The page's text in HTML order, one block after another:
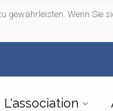
gewährleisten. Wenn Sie
L'association